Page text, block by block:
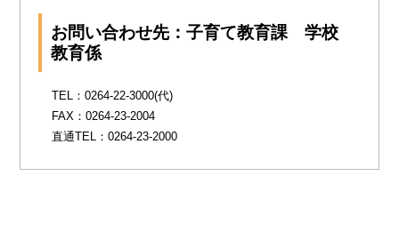
お問い合わせ先：子育て教育課 学校
教育係
TEL：0264-22-3000(代)
FAX：0264-23-2004
直通TEL：0264-23-2000